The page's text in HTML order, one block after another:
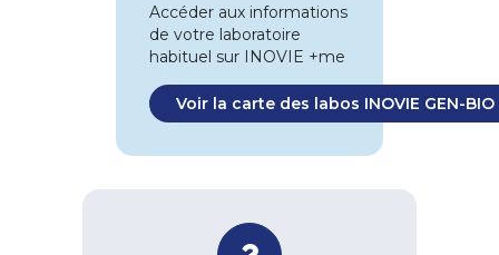
Accéder aux informations
de votre laboratoire
habituel sur INOVIE +me
Voir la carte des labos INOVIE GEN-BIO